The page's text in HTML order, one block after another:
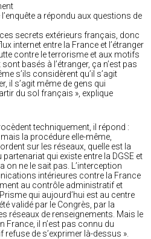
a répondu aux questions de
secrets extérieurs français, donc
internet entre la France et l’étranger
contre le terrorisme et aux motifs
basés à l’étranger, ça n’est pas
s’ils considèrent qu’il s’agit
il s’agit même de gens qui
du sol français », explique
techniquement, il répond :
la procédure elle-même,
sur les réseaux, quelle est la
qui existe entre la DGSE et
on ne le sait pas. L’interception
intérieures contre la France
au contrôle administratif et
qui aujourd’hui est au centre
validé par le Congrès, par la
réseaux de renseignements. Mais le
France, il n’est pas connu du
de s’exprimer là-dessus ».